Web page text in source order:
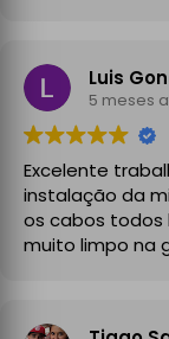
A instalação
partilhada
combinados,
explicações
Luis
5 meses
Excelente
instalação da
os cabos todos
muito limpo na
garantindo